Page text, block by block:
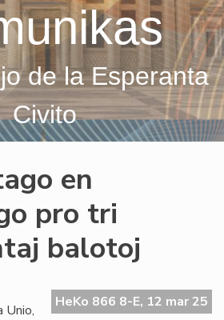
de la Esperanta
Civito
en
pro tri
balotoj
HeKo 866 8-E, 12 mar 25
Unio,